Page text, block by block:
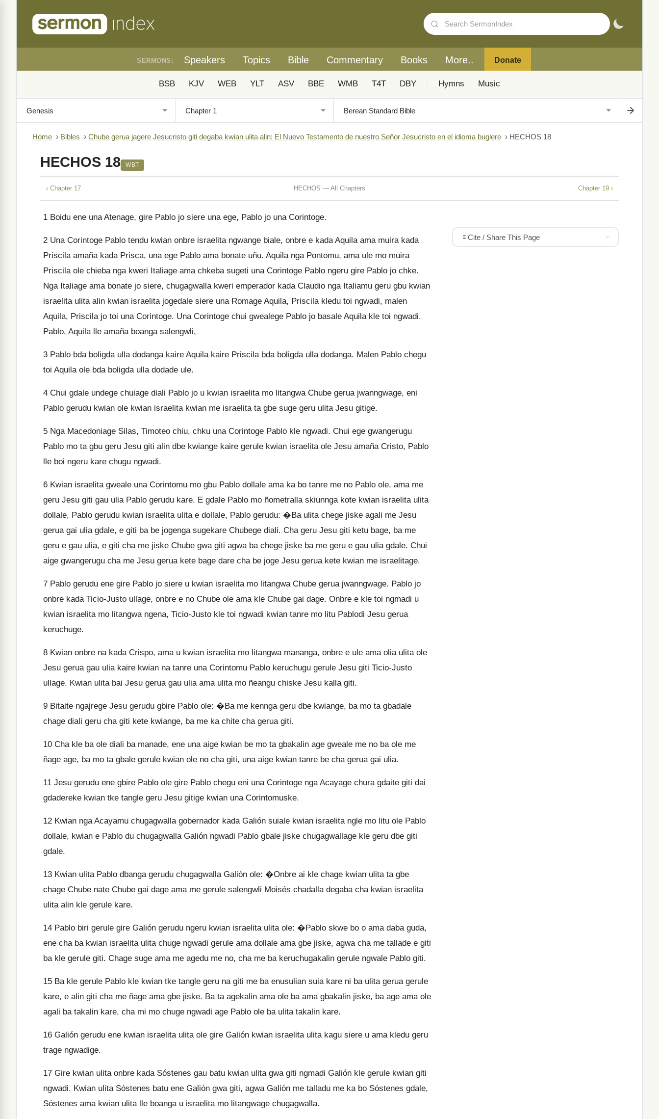
SERMONS: Speakers Topics Bible Commentary Books More.. Donate
BSB KJV WEB YLT ASV BBE WMB T4T DBY Hymns Music
Home › Bibles › Chube gerua jagere Jesucristo giti degaba kwian ulita alin: El Nuevo Testamento de nuestro Señor Jesucristo en el idioma buglere › HECHOS 18
HECHOS 18 WBT
‹ Chapter 17 HECHOS — All Chapters Chapter 19 ›
1 Boidu ene una Atenage, gire Pablo jo siere una ege, Pablo jo una Corintoge.
2 Una Corintoge Pablo tendu kwian onbre israelita ngwange biale, onbre e kada Aquila ama muira kada
Priscila amaña kada Prisca, una ege Pablo ama bonate uñu. Aquila nga Pontomu, ama ule mo muira
Priscila ole chieba nga kweri Italiage ama chkeba sugeti una Corintoge Pablo ngeru gire Pablo jo chke.
Nga Italiage ama bonate jo siere, chugagwalla kweri emperador kada Claudio nga Italiamu geru gbu kwian
israelita ulita alin kwian israelita jogedale siere una Romage Aquila, Priscila kledu toi ngwadi, malen
Aquila, Priscila jo toi una Corintoge. Una Corintoge chui gwealege Pablo jo basale Aquila kle toi ngwadi.
Pablo, Aquila lle amaña boanga salengwli,
3 Pablo bda boligda ulla dodanga kaire Aquila kaire Priscila bda boligda ulla dodanga. Malen Pablo chegu
toi Aquila ole bda boligda ulla dodade ule.
4 Chui gdale undege chuiage diali Pablo jo u kwian israelita mo litangwa Chube gerua jwanngwage, eni
Pablo gerudu kwian ole kwian israelita kwian me israelita ta gbe suge geru ulita Jesu gitige.
5 Nga Macedoniage Silas, Timoteo chiu, chku una Corintoge Pablo kle ngwadi. Chui ege gwangerugu
Pablo mo ta gbu geru Jesu giti alin dbe kwiange kaire gerule kwian israelita ole Jesu amaña Cristo, Pablo
lle boi ngeru kare chugu ngwadi.
6 Kwian israelita gweale una Corintomu mo gbu Pablo dollale ama ka bo tanre me no Pablo ole, ama me
geru Jesu giti gau ulia Pablo gerudu kare. E gdale Pablo mo ñometralla skiunnga kote kwian israelita ulita
dollale, Pablo gerudu kwian israelita ulita e dollale, Pablo gerudu: �Ba ulita chege jiske agali me Jesu
gerua gai ulia gdale, e giti ba be jogenga sugekare Chubege diali. Cha geru Jesu giti ketu bage, ba me
geru e gau ulia, e giti cha me jiske Chube gwa giti agwa ba chege jiske ba me geru e gau ulia gdale. Chui
aige gwangerugu cha me Jesu gerua kete bage dare cha be joge Jesu gerua kete kwian me israelitage.
7 Pablo gerudu ene gire Pablo jo siere u kwian israelita mo litangwa Chube gerua jwanngwage. Pablo jo
onbre kada Ticio-Justo ullage, onbre e no Chube ole ama kle Chube gai dage. Onbre e kle toi ngmadi u
kwian israelita mo litangwa ngena, Ticio-Justo kle toi ngwadi kwian tanre mo litu Pablodi Jesu gerua
keruchuge.
8 Kwian onbre na kada Crispo, ama u kwian israelita mo litangwa mananga, onbre e ule ama olia ulita ole
Jesu gerua gau ulia kaire kwian na tanre una Corintomu Pablo keruchugu gerule Jesu giti Ticio-Justo
ullage. Kwian ulita bai Jesu gerua gau ulia ama ulita mo ñeangu chiske Jesu kalla giti.
9 Bitaite ngajrege Jesu gerudu gbire Pablo ole: �Ba me kennga geru dbe kwiange, ba mo ta gbadale
chage diali geru cha giti kete kwiange, ba me ka chite cha gerua giti.
10 Cha kle ba ole diali ba manade, ene una aige kwian be mo ta gbakalin age gweale me no ba ole me
ñage age, ba mo ta gbale gerule kwian ole no cha giti, una aige kwian tanre be cha gerua gai ulia.
11 Jesu gerudu ene gbire Pablo ole gire Pablo chegu eni una Corintoge nga Acayage chura gdaite giti dai
gdadereke kwian tke tangle geru Jesu gitige kwian una Corintomuske.
12 Kwian nga Acayamu chugagwalla gobernador kada Galión suiale kwian israelita ngle mo litu ole Pablo
dollale, kwian e Pablo du chugagwalla Galión ngwadi Pablo gbale jiske chugagwallage kle geru dbe giti
gdale.
13 Kwian ulita Pablo dbanga gerudu chugagwalla Galión ole: �Onbre ai kle chage kwian ulita ta gbe
chage Chube nate Chube gai dage ama me gerule salengwli Moisés chadalla degaba cha kwian israelita
ulita alin kle gerule kare.
14 Pablo biri gerule gire Galión gerudu ngeru kwian israelita ulita ole: �Pablo skwe bo o ama daba guda,
ene cha ba kwian israelita ulita chuge ngwadi gerule ama dollale ama gbe jiske, agwa cha me tallade e giti
ba kle gerule giti. Chage suge ama me agedu me no, cha me ba keruchugakalin gerule ngwale Pablo giti.
15 Ba kle gerule Pablo kle kwian tke tangle geru na giti me ba enusulian suia kare ni ba ulita gerua gerule
kare, e alin giti cha me ñage ama gbe jiske. Ba ta agekalin ama ole ba ama gbakalin jiske, ba age ama ole
agali ba takalin kare, cha mi mo chuge ngwadi age Pablo ole ba ulita takalin kare.
16 Galión gerudu ene kwian israelita ulita ole gire Galión kwian israelita ulita kagu siere u ama kledu geru
trage ngwadige.
17 Gire kwian ulita onbre kada Sóstenes gau batu kwian ulita gwa giti ngmadi Galión kle gerule kwian giti
ngwadi. Kwian ulita Sóstenes batu ene Galión gwa giti, agwa Galión me talladu me ka bo Sóstenes gdale,
Sóstenes ama kwian ulita lle boanga u israelita mo litangwage chugagwalla.
Cite / Share This Page